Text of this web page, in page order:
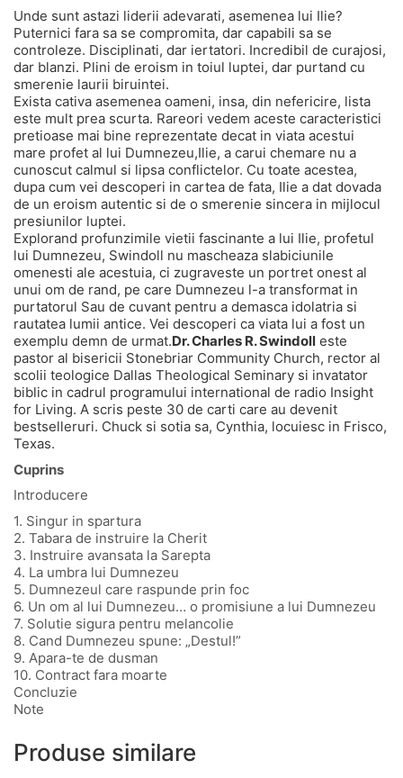
Unde sunt astazi liderii adevarati, asemenea lui Ilie?
Puternici fara sa se compromita, dar capabili sa se
controleze. Disciplinati, dar iertatori. Incredibil de curajosi,
dar blanzi. Plini de eroism in toiul luptei, dar purtand cu
smerenie laurii biruintei.
Exista cativa asemenea oameni, insa, din nefericire, lista
este mult prea scurta. Rareori vedem aceste caracteristici
pretioase mai bine reprezentate decat in viata acestui
mare profet al lui Dumnezeu,Ilie, a carui chemare nu a
cunoscut calmul si lipsa conflictelor. Cu toate acestea,
dupa cum vei descoperi in cartea de fata, Ilie a dat dovada
de un eroism autentic si de o smerenie sincera in mijlocul
presiunilor luptei.
Explorand profunzimile vietii fascinante a lui Ilie, profetul
lui Dumnezeu, Swindoll nu mascheaza slabiciunile
omenesti ale acestuia, ci zugraveste un portret onest al
unui om de rand, pe care Dumnezeu l-a transformat in
purtatorul Sau de cuvant pentru a demasca idolatria si
rautatea lumii antice. Vei descoperi ca viata lui a fost un
exemplu demn de urmat.Dr. Charles R. Swindoll este
pastor al bisericii Stonebriar Community Church, rector al
scolii teologice Dallas Theological Seminary si invatator
biblic in cadrul programului international de radio Insight
for Living. A scris peste 30 de carti care au devenit
bestselleruri. Chuck si sotia sa, Cynthia, locuiesc in Frisco,
Texas.
Cuprins
Introducere
1. Singur in spartura
2. Tabara de instruire la Cherit
3. Instruire avansata la Sarepta
4. La umbra lui Dumnezeu
5. Dumnezeul care raspunde prin foc
6. Un om al lui Dumnezeu… o promisiune a lui Dumnezeu
7. Solutie sigura pentru melancolie
8. Cand Dumnezeu spune: „Destul!”
9. Apara-te de dusman
10. Contract fara moarte
Concluzie
Note
Produse similare